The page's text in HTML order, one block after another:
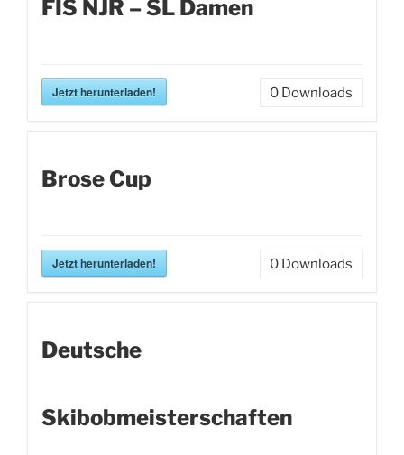
FIS NJR – SL Damen
Jetzt herunterladen! 0 Downloads
Brose Cup
Jetzt herunterladen! 0 Downloads
Deutsche
Skibobmeisterschaften